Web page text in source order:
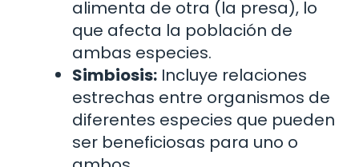
alimenta de otra (la presa), lo
que afecta la población de
ambas especies.
Simbiosis: Incluye relaciones
estrechas entre organismos de
diferentes especies que pueden
ser beneficiosas para uno o